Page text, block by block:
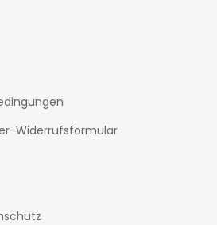
Widerrufsformular